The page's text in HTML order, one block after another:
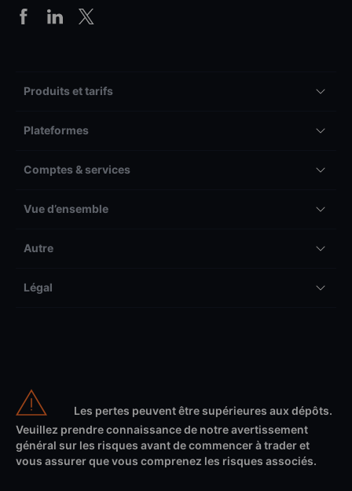
Produits et tarifs
Plateformes
Comptes & services
Vue d’ensemble
Autre
Légal
Les pertes peuvent être supérieures aux dépôts.
Veuillez prendre connaissance de notre avertissement
général sur les risques avant de commencer à trader et
vous assurer que vous comprenez les risques associés.